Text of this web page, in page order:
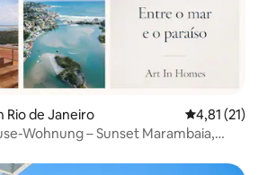
de Janeiro
4,81 (21)
Wohnung – Sunset Marambaia,